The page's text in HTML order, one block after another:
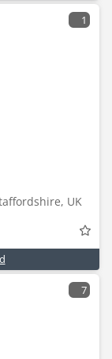
1
UK
7